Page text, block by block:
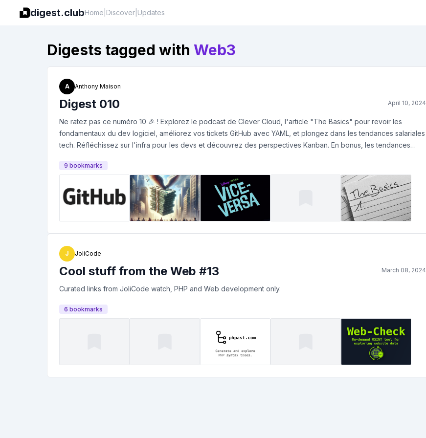
digest.clubHome Discover Updates
Digests tagged with Web3
A Anthony Maison
Digest 010 April 10, 2024
Ne ratez pas ce numéro 10 🎉 ! Explorez le podcast de Clever Cloud, l'article "The Basics" pour revoir les
fondamentaux du dev logiciel, améliorez vos tickets GitHub avec YAML, et plongez dans les tendances salariales
tech. Réfléchissez sur l'infra pour les devs et découvrez des perspectives Kanban. En bonus, les tendances
9 bookmarks
J JoliCode
Cool stuff from the Web #13 March 08, 2024
Curated links from JoliCode watch, PHP and Web development only.
6 bookmarks